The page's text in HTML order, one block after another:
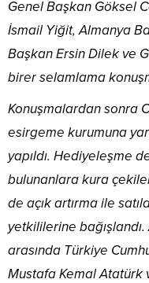
bulunanlara kura
de açık artırma ile
yetkililerine bağışlandı.
arasında Türkiye
Mustafa Kemal Atatürk
Tayyip Erdoğan’ın
tarafından ortalama
getirilmesiyle yapılan
Hediyeleşme son